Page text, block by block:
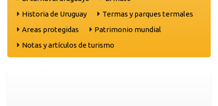
Historia de Uruguay
Termas y parques termales
Areas protegidas
Patrimonio mundial
Notas y artículos de turismo